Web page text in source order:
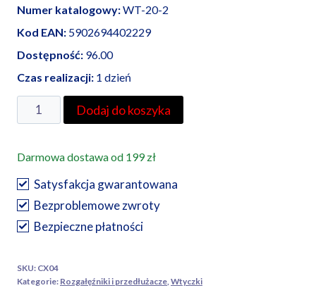
Numer katalogowy:WT-20-2
Kod EAN: 5902694402229
Dostępność: 96.00
Czas realizacji: 1 dzień
ilość
Elgotech
kątowa
unischuko
Dodaj do koszyka
Darmowa dostawa od 199 zł
Satysfakcja gwarantowana
Bezproblemowe zwroty
Bezpieczne płatności
SKU: CX04
Kategorie: Rozgałęźniki i przedłużacze Wtyczki